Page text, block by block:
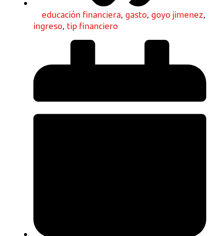
educación financiera, gasto, goyo jimenez,
ingreso, tip financiero